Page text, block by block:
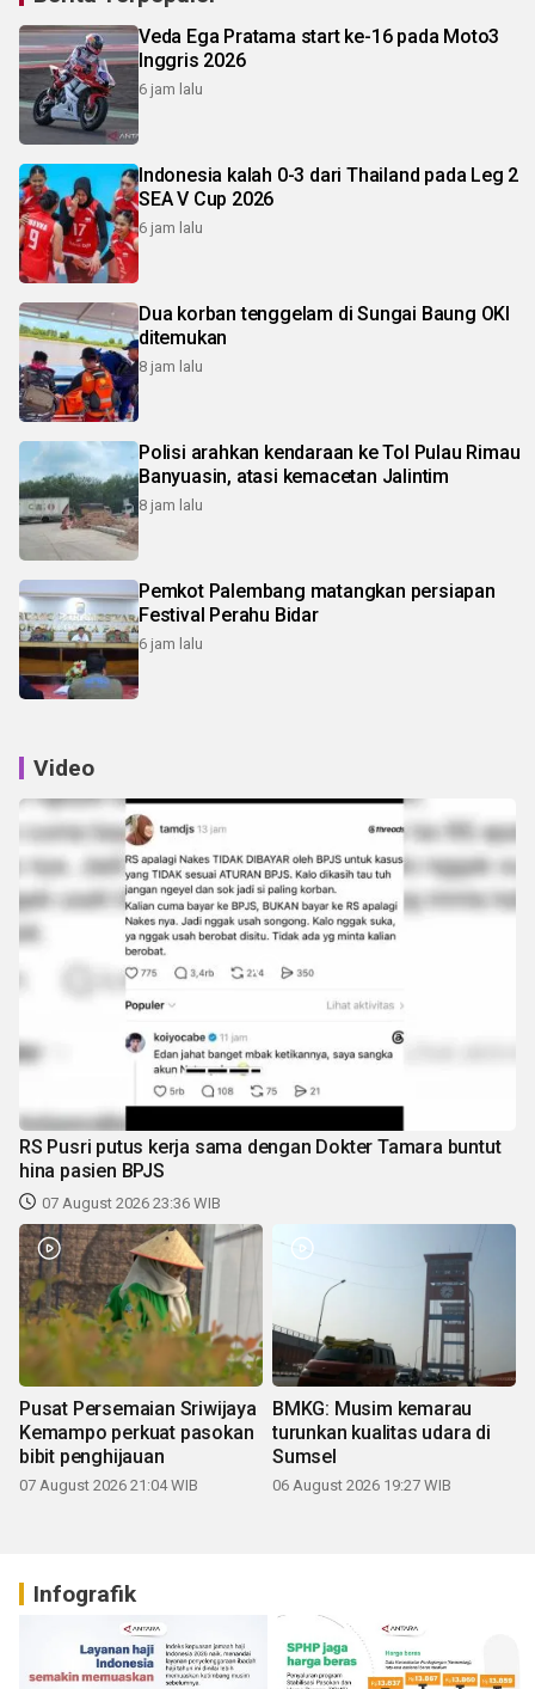
Veda Ega Pratama start ke-16 pada Moto3
Inggris 2026
6 jam lalu
Indonesia kalah 0-3 dari Thailand pada Leg 2
SEA V Cup 2026
6 jam lalu
Dua korban tenggelam di Sungai Baung OKI
ditemukan
8 jam lalu
Polisi arahkan kendaraan ke Tol Pulau Rimau
Banyuasin, atasi kemacetan Jalintim
8 jam lalu
Pemkot Palembang matangkan persiapan
Festival Perahu Bidar
6 jam lalu
Video
RS Pusri putus kerja sama dengan Dokter Tamara buntut
hina pasien BPJS
07 August 2026 23:36 WIB
Pusat Persemaian Sriwijaya
Kemampo perkuat pasokan
bibit penghijauan
07 August 2026 21:04 WIB
BMKG: Musim kemarau
turunkan kualitas udara di
Sumsel
06 August 2026 19:27 WIB
Infografik